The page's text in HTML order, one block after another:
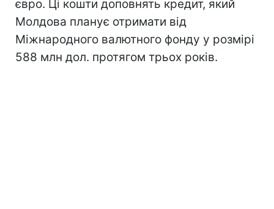
євро. Ці кошти доповнять кредит, який
Молдова планує отримати від
Міжнародного валютного фонду у розмірі
588 млн дол. протягом трьох років.